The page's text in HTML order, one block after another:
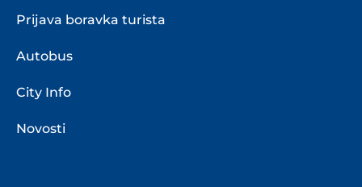
Prijava boravka turista
Autobus
City Info
Novosti